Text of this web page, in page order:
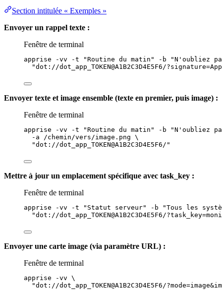
Section intitulée « Exemples »
Envoyer un rappel texte :
Fenêtre de terminal
apprise -vv -t "Routine du matin " -b "N'oubliez
"dot://dot_app_TOKEN@A1B2C3D4E5F6/
Envoyer texte et image ensemble (texte en premier, puis image) :
Fenêtre de terminal
apprise -vv -t "Routine du matin " -b "N'oubliez
-a
/chemin/vers/image.png \
"dot://dot_app_TOKEN@A1B2C3D4E5F6/ "
Mettre à jour un emplacement spécifique avec task_key :
Fenêtre de terminal
apprise -vv -t " Statut serveur" -b "Tous les
"dot://dot_app_TOKEN@A1B2C3D4E5F6/
Envoyer une carte image (via paramètre URL) :
Fenêtre de terminal
apprise -vv \
"dot://dot_app_TOKEN@A1B2C3D4E5F6/